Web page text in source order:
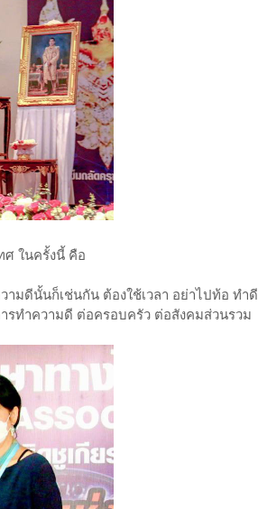
ศ ในครั้งนี้ คือ
ามดีนั้นก็เช่นกัน ต้องใช้เวลา อย่าไปท้อ ทำดี
ทำความดี ต่อครอบครัว ต่อสังคมส่วนรวม